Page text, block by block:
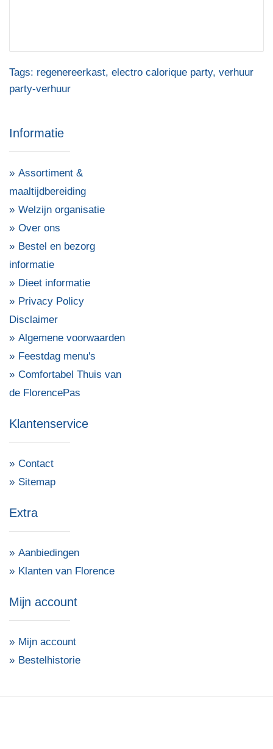
Tags: regenereerkast, electro calorique party, verhuur
party-verhuur
Informatie
Assortiment &
maaltijdbereiding
Welzijn organisatie
Over ons
Bestel en bezorg
informatie
Dieet informatie
Privacy Policy
Disclaimer
Algemene voorwaarden
Feestdag menu's
Comfortabel Thuis van
de FlorencePas
Klantenservice
Contact
Sitemap
Extra
Aanbiedingen
Klanten van Florence
Mijn account
Mijn account
Bestelhistorie